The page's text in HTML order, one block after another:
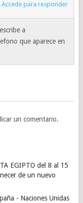
Accede para responder
a
que aparece en
un comentario.
EGIPTO del 8 al 15
de un nuevo
- Naciones Unidas